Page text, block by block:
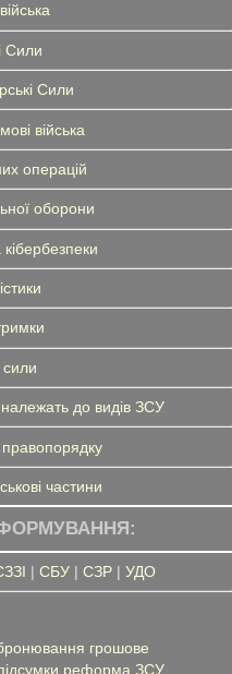
Сили
Сили
війська
операцій
оборони
кібербезпеки
до видів ЗСУ
частини
ФОРМУВАННЯ:
| СБУ| СЗР| УДО
грошове
реформа ЗСУ